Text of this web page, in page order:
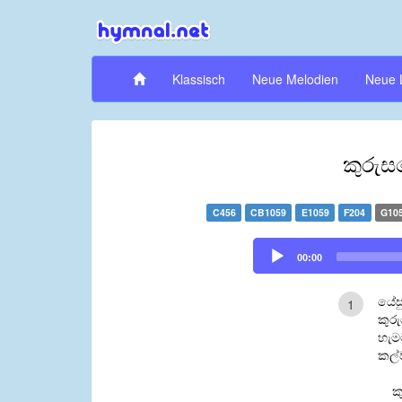
Klassisch Neue Melodien Neue
C456 CB1059 E1059 F204
Audio
Player
00:00
1